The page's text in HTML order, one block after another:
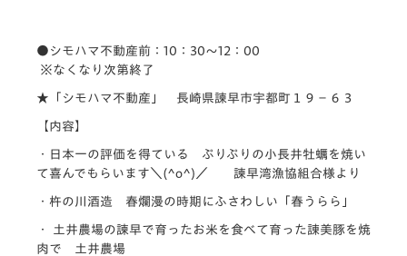
●シモハマ不動産前：10：30～12：00
※なくなり次第終了
★「シモハマ不動産」 長崎県諫早市宇都町１９−６３
【内容】
・日本一の評価を得ている ぷりぷりの小長井牡蠣を焼い
て喜んでもらいます＼(^o^)／ 諫早湾漁協組合様より
・杵の川酒造 春爛漫の時期にふさわしい「春うらら」
・ 土井農場の諫早で育ったお米を食べて育った諌美豚を焼
肉で 土井農場